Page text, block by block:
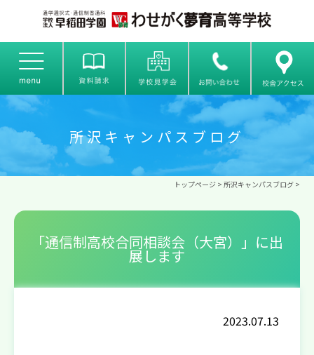
所沢キャンパスブログ
トップページ > 所沢キャンパスブログ >
「通信制高校合同相談会（大宮）」に出
展します
2023.07.13